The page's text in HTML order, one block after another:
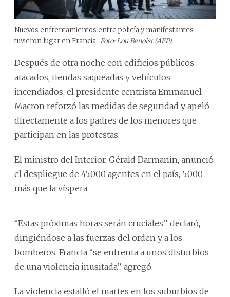
Nuevos enfrentamientos entre policía y manifestantes
tuvieron lugar en Francia. Foto: Lou Benoist (AFP).
Después de otra noche con edificios públicos
atacados, tiendas saqueadas y vehículos
incendiados, el presidente centrista Emmanuel
Macron reforzó las medidas de seguridad y apeló
directamente a los padres de los menores que
participan en las protestas.
El ministro del Interior, Gérald Darmanin, anunció
el despliegue de 45.000 agentes en el país, 5.000
más que la víspera.
“Estas próximas horas serán cruciales”, declaró,
dirigiéndose a las fuerzas del orden y a los
bomberos. Francia “se enfrenta a unos disturbios
de una violencia inusitada”, agregó.
La violencia estalló el martes en los suburbios de